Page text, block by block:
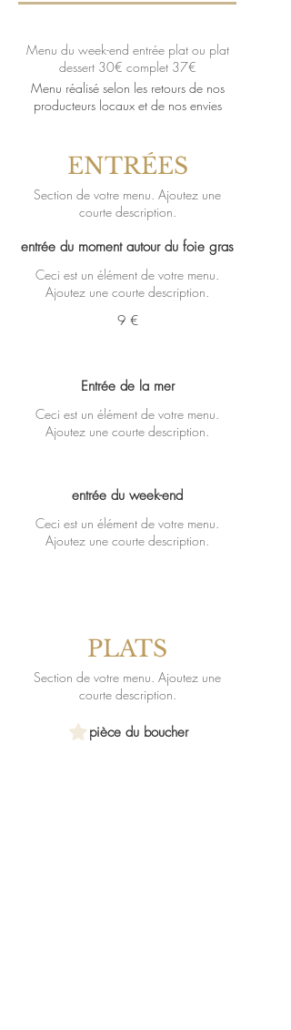
Menu du week-end entrée plat ou plat
dessert 30€ complet 37€
Menu réalisé selon les retours de nos
producteurs locaux et de nos envies
ENTRÉES
Section de votre menu. Ajoutez une
courte description.
entrée du moment autour du foie gras
Ceci est un élément de votre menu.
Ajoutez une courte description.
9 €
Entrée de la mer
Ceci est un élément de votre menu.
Ajoutez une courte description.
entrée du week-end
Ceci est un élément de votre menu.
Ajoutez une courte description.
PLATS
Section de votre menu. Ajoutez une
courte description.
pièce du boucher